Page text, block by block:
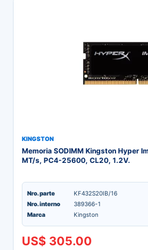
KINGSTON
Memoria SODIMM Kingston Hyper
MT/s, PC4-25600, CL20, 1.2V.
Nro. parte
KF432S20IB/16
Nro. interno
389366-1
Marca
Kingston
US$ 305.00